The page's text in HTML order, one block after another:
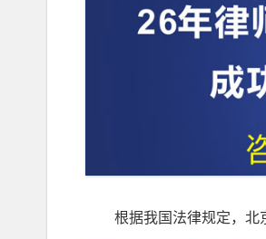
根据我国法律规定，北京